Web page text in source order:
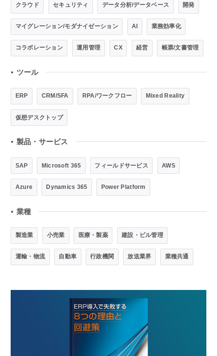
クラウド セキュリティ データ分析/データベース 開発
マイグレーション/モダナイゼーション AI 業務効率化
コラボレーション 運用管理 CX 経営 帳票/文書管理
● ツール
ERP CRM/SFA RPA/ワークフロー Mixed Reality
仮想デスクトップ
● 製品・サービス
SAP Microsoft 365 フィールドサービス AWS
Azure Dynamics 365 Power Platform
● 業種
製造業 小売業 医療・製薬 建設・ビル管理
運輸・物流 自動車 行政機関 放送業界 業種共通